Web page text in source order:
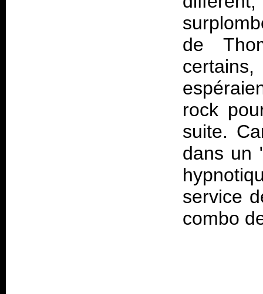
de
rock
suite.
dans un
service